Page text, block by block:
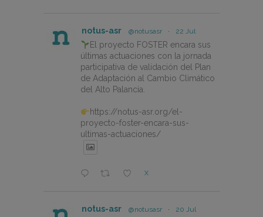
notus-asr @notusasr · 22 Jul
El proyecto FOSTER encara sus
últimas actuaciones con la jornada
participativa de validación del Plan
de Adaptación al Cambio Climático
del Alto Palancia.
https://notus-asr.org/el-
proyecto-foster-encara-sus-
ultimas-actuaciones/
X
notus-asr @notusasr · 20 Jul